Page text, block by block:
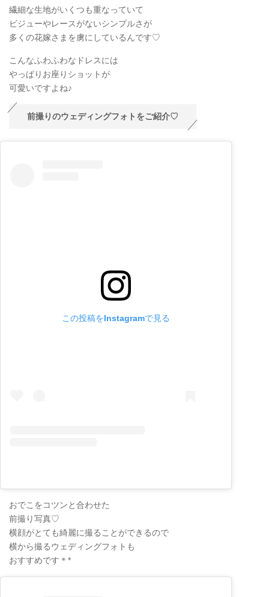
繊細な生地がいくつも重なっていて
ビジューやレースがないシンプルさが
多くの花嫁さまを虜にしているんです♡
こんなふわふわなドレスには
やっぱりお座りショットが
可愛いですよね♪
前撮りのウェディングフォトをご紹介♡
この投稿をInstagramで見る
おでこをコツンと合わせた
前撮り写真♡
横顔がとても綺麗に撮ることができるので
横から撮るウェディングフォトも
おすすめです＊*